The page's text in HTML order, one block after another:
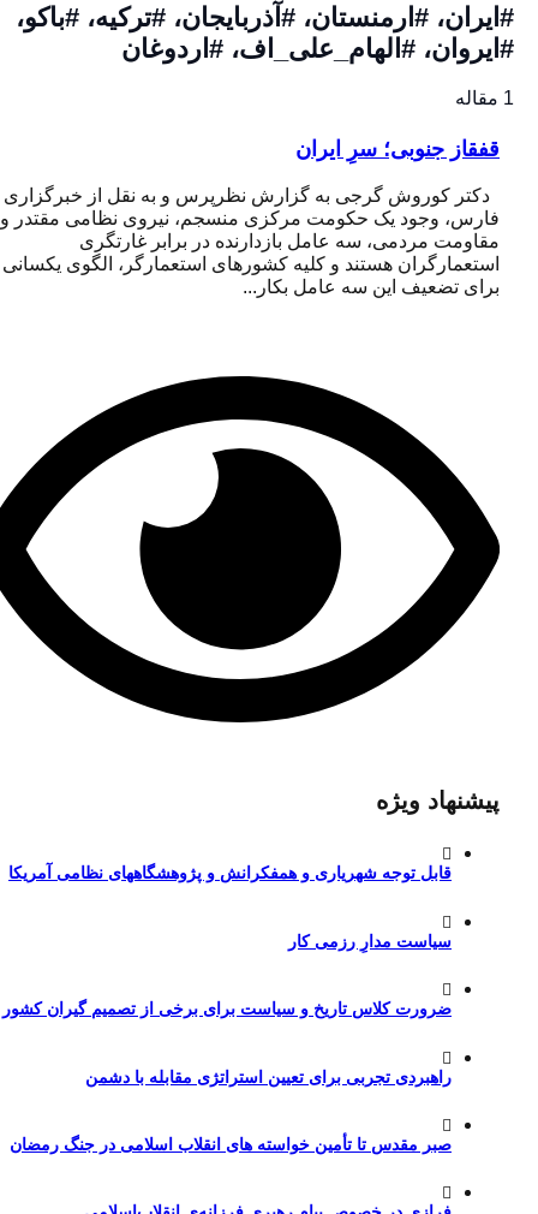
#ارمنستان، #آذربایجان، #ترکیه، #باکو،
#الهام_علی_اف، #اردوغان
قفقاز جنوبی؛ سرِ ایران
دکتر کوروش گرجی به گزارش نظرپرس و به نقل از خبرگزاری
فارس، وجود یک حکومت مرکزی منسجم، نیروی نظامی مقتدر و
مقاومت مردمی، سه عامل بازدارنده در برابر غارتگری
استعمارگران هستند و کلیه کشورهای استعمارگر، الگوی یکسانی را
برای تضعیف این سه عامل بکار...
پیشنهاد ویژه
قابل توجه شهریاری و همفکرانش و پژوهشگاههای نظامی آمریکا
سیاست مدارِ رزمی کار
ضرورت کلاس تاریخ و سیاست برای برخی از تصمیم گیران کشور
راهبردی تجربی برای تعیین استراتژی مقابله با دشمن
صبر مقدس تا تأمین خواسته های انقلاب اسلامی در جنگ رمضان